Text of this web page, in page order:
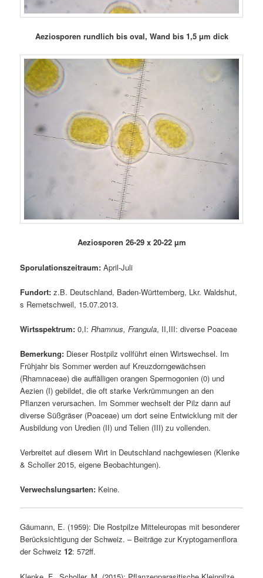
Aeziosporen rundlich bis oval, Wand bis 1,5 µm dick
Aeziosporen 26-29 x 20-22 µm
Sporulationszeitraum: April-Juli
Fundort:z.B. Deutschland, Baden-Württemberg, Lkr. Waldshut,
s Remetschweil, 15.07.2013.
Wirtsspektrum:0,I:Rhamnus, Frangula, II,III: diverse Poaceae
Bemerkung: Dieser Rostpilz vollführt einen Wirtswechsel. Im
Frühjahr bis Sommer werden auf Kreuzdorngewächsen
(Rhamnaceae) die auffälligen orangen Spermogonien (0) und
Aezien (I) gebildet, die oft starke Verkrümmungen an den
Pflanzen verursachen. Im Sommer wechselt der Pilz dann auf
diverse Süßgräser (Poaceae) um dort seine Entwicklung mit der
Ausbildung von Uredien (II) und Telien (III) zu vollenden.
Verbreitet auf diesem Wirt in Deutschland nachgewiesen (Klenke
& Scholler 2015, eigene Beobachtungen).
Verwechslungsarten: Keine.
Gäumann, E. (1959): Die Rostpilze Mitteleuropas mit besonderer
Berücksichtigung der Schweiz. – Beiträge zur Kryptogamenflora
der Schweiz12: 572ff.